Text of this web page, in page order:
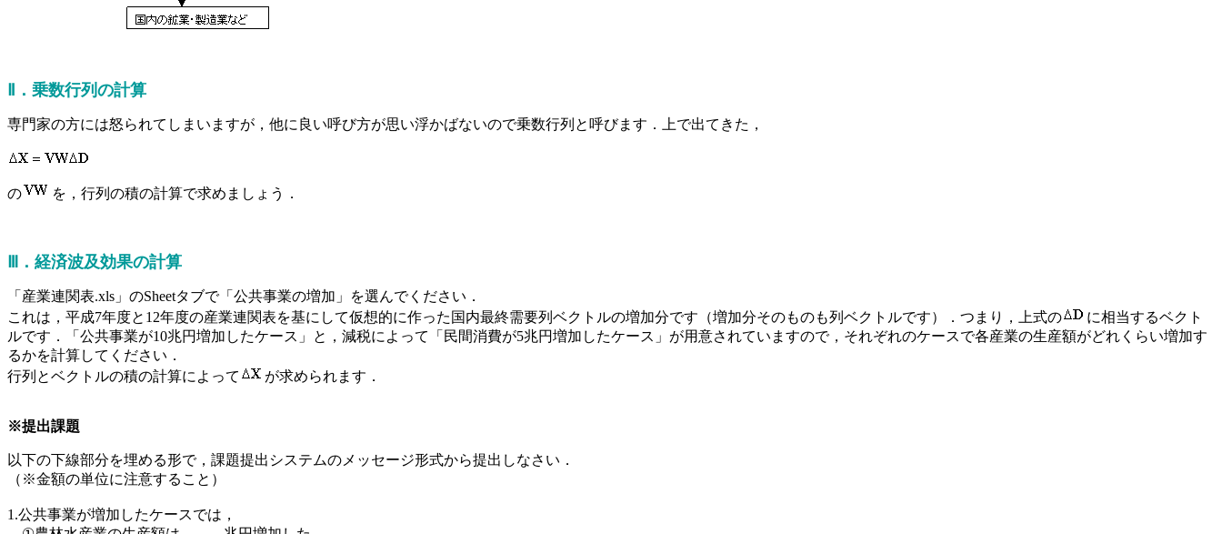
．乗数行列の計算
専門家の方には怒られてしまいますが，他に良い呼び方が思い浮かばないので乗数行列と呼びます．上で出てきた，
の を，行列の積の計算で求めましょう．
．経済波及効果の計算
「産業連関表.xls」のSheetタブで「公共事業の増加」を選んでください．
これは，平成7年度と12年度の産業連関表を基にして仮想的に作った国内最終需要列ベクトルの増加分です（増加分そのものも列ベクトルです）．つまり，上式の
に相当するベクト
ルです．「公共事業が10兆円増加したケース」と，減税によって「民間消費が5兆円増加したケース」が用意されていますので，それぞれのケースで各産業の生産額がどれくらい増加す
るかを計算してください．
行列とベクトルの積の計算によって
が求められます．
※提出課題
以下の下線部分を埋める形で，課題提出システムのメッセージ形式から提出しなさい．
（※金額の単位に注意すること）
1.公共事業が増加したケースでは，